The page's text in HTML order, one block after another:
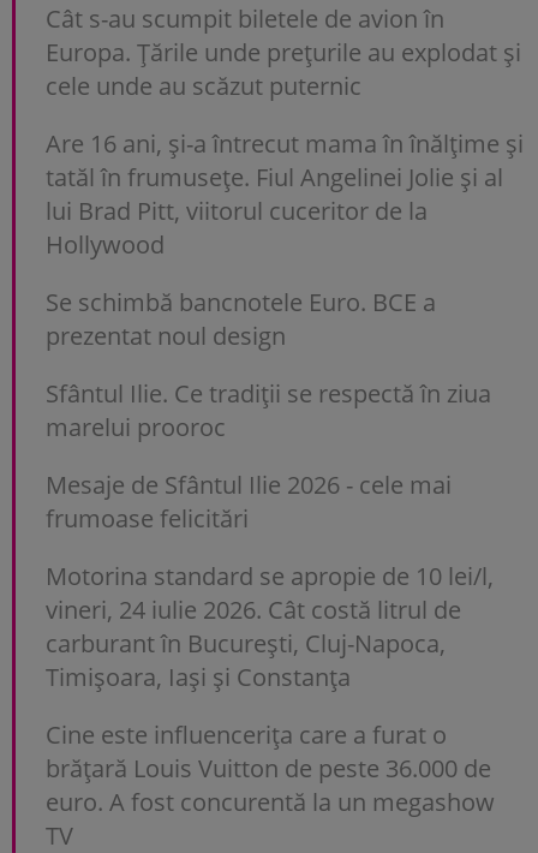
Cât s-au scumpit biletele de avion în
Europa. Țările unde prețurile au explodat și
cele unde au scăzut puternic
Are 16 ani, și-a întrecut mama în înălțime și
tatăl în frumusețe. Fiul Angelinei Jolie și al
lui Brad Pitt, viitorul cuceritor de la
Hollywood
Se schimbă bancnotele Euro. BCE a
prezentat noul design
Sfântul Ilie. Ce tradiții se respectă în ziua
marelui prooroc
Mesaje de Sfântul Ilie 2026 - cele mai
frumoase felicitări
Motorina standard se apropie de 10 lei/l,
vineri, 24 iulie 2026. Cât costă litrul de
carburant în București, Cluj-Napoca,
Timișoara, Iași și Constanța
Cine este influencerița care a furat o
brățară Louis Vuitton de peste 36.000 de
euro. A fost concurentă la un megashow
TV